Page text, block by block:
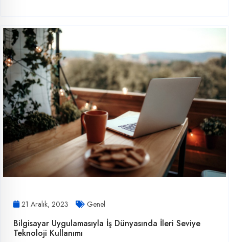
21 Aralık, 2023 Genel
Bilgisayar Uygulamasıyla İş Dünyasında İleri Seviye
Teknoloji Kullanımı